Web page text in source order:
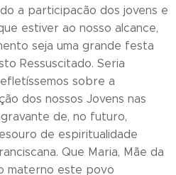
a participacão dos jovens e
estiver ao nosso alcance,
seja uma grande festa
Ressuscitado. Seria
sobre a
dos nossos Jovens nas
de, no futuro,
de espiritualidade
Que Maria, Mãe da
materno este povo